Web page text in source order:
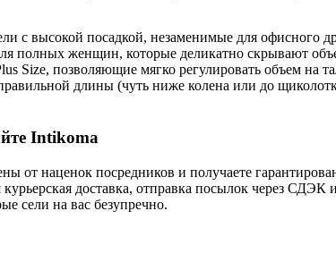
с высокой посадкой, незаменимые для офисного
полных женщин, которые деликатно скрывают
Size, позволяющие мягко регулировать объем на
длины (чуть ниже колена или до
Intikoma
наценок посредников и получаете
доставка, отправка посылок через
сели на вас безупречно.